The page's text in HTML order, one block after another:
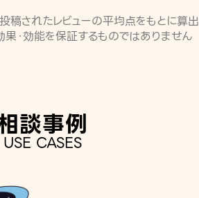
されたレビューの平均点をもとに算出
・効能を保証するものではありません
談事例
USE CASES